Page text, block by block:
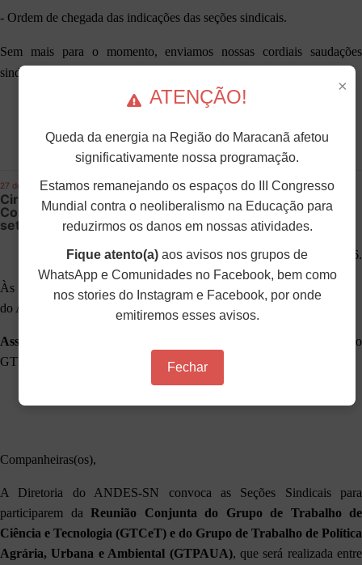
- Ordem de chegada das indicações das seções sindicais.
Sem mais para o momento, enviamos nossas cordiais saudações
sindicais e universitárias.
Prof. Francisco Jacob Paiva da Silva
3º Secretário
27 de Julho de 2026
Circular nº 308/2026 - Convocação para Reunião
Conjunta do GTCeT e do GTPAUA — dias 25 a 27 de
setembro de 2026
Brasília, 27 de julho de 2026.
Às Seções Sindicais, às Secretarias Regionais e às(aos) Diretoras(es)
do ANDES-SN.
Assunto
: Convocação para Reunião Conjunta do GTCeT e do
GTPAUA — dias 25 a 27 de setembro de 2026.
Companheiras(os),
A Diretoria do ANDES-SN convoca as Seções Sindicais para
participarem da Reunião Conjunta do Grupo de Trabalho de
Ciência e Tecnologia (GTCeT) e do Grupo de Trabalho de Política
Agrária, Urbana e Ambiental (GTPAUA), que será realizada entre
×
ATENÇÃO!
Queda da energia na Região do Maracanã afetou
significativamente nossa programação.
Estamos remanejando os espaços do III Congresso
Mundial contra o neoliberalismo na Educação para
reduzirmos os danos em nossas atividades.
Fique atento(a) aos avisos nos grupos de
WhatsApp e Comunidades no Facebook, bem como
nos stories do Instagram e Facebook, por onde
emitiremos esses avisos.
Fechar